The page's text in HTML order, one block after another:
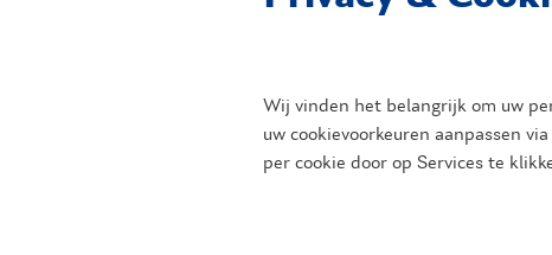
Wij vinden het belangrijk om uw
uw cookievoorkeuren aanpassen
per cookie door op Services te